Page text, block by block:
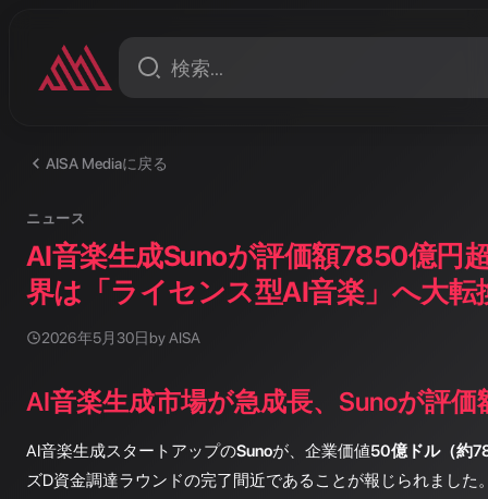
AISA Mediaに戻る
ニュース
AI音楽生成Sunoが評価額7850億円
界は「ライセンス型AI音楽」へ大転
2026年5月30日 by AISA
AI音楽生成市場が急成長、Sunoが評
AI音楽生成スタートアップのSunoが、企業価値50億ドル（約
ズD資金調達ラウンドの完了間近であることが報じられました